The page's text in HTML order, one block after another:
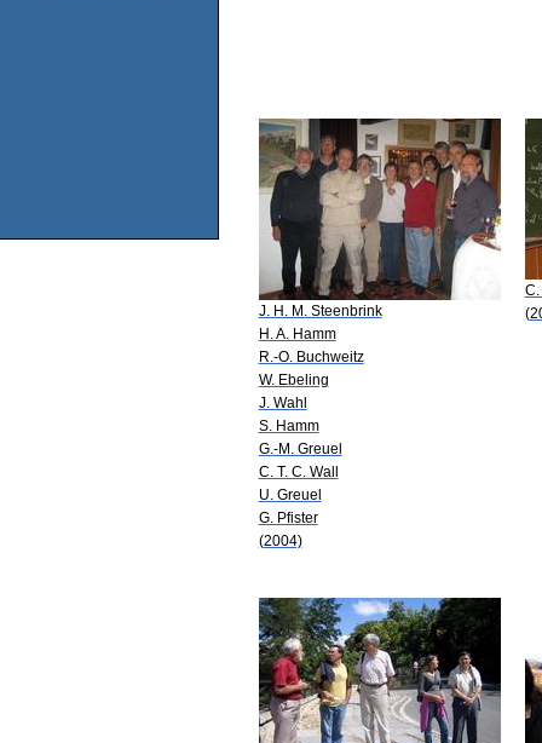
J. H. M. Steenbrink
H. A. Hamm
R.-O. Buchweitz
W. Ebeling
J. Wahl
S. Hamm
G.-M. Greuel
C. T. C. Wall
U. Greuel
G. Pfister
(2004)
C.